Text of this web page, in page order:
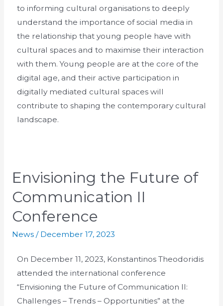
to informing cultural organisations to deeply
understand the importance of social media in
the relationship that young people have with
cultural spaces and to maximise their interaction
with them. Young people are at the core of the
digital age, and their active participation in
digitally mediated cultural spaces will
contribute to shaping the contemporary cultural
landscape.
Envisioning the Future of
Communication II
Conference
News/ December 17, 2023
On December 11, 2023, Konstantinos Theodoridis
attended the international conference
“Envisioning the Future of Communication II:
Challenges – Trends – Opportunities” at the